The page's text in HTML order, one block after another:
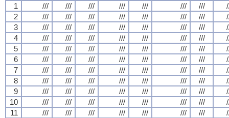
1
/// /// /// /// /// /// ///
2
/// /// /// /// /// /// ///
3
/// /// /// /// /// /// ///
4
/// /// /// /// /// /// ///
5
/// /// /// /// /// /// ///
6
/// /// /// /// /// /// ///
7
/// /// /// /// /// /// ///
8
/// /// /// /// /// /// ///
9
/// /// /// /// /// /// ///
10
/// /// /// /// /// /// ///
11
/// /// /// /// /// /// ///
1
/// /// /// /// /// /// ///
2
/// /// /// /// /// /// ///
3
/// /// /// /// /// /// ///
4
/// /// /// /// /// /// ///
5
/// /// /// /// /// /// ///
6
/// /// /// /// /// /// ///
7
/// /// /// /// /// /// ///
8
/// /// /// /// /// /// ///
9
/// /// /// /// /// /// ///
10
/// /// /// /// /// /// ///
11
/// /// /// /// /// /// ///
1
/// /// /// /// /// /// ///
2
/// /// /// /// /// /// ///
3
/// /// /// /// /// /// ///
4
/// /// /// /// /// /// ///
5
/// /// /// /// /// /// ///
6
/// /// /// /// /// /// ///
7
/// /// /// /// /// /// ///
8
/// /// /// /// /// /// ///
9
/// /// /// /// /// /// ///
10
/// /// /// /// /// /// ///
11
/// /// /// /// /// /// ///
1
/// /// /// /// /// /// ///
2
/// /// /// /// /// /// ///
3
/// /// /// /// /// /// ///
4
/// /// /// /// /// /// ///
5
/// /// /// /// /// /// ///
6
/// /// /// /// /// /// ///
7
/// /// /// /// /// /// ///
8
/// /// /// /// /// /// ///
9
/// /// /// /// /// /// ///
10
/// /// /// /// /// /// ///
11
/// /// /// /// /// /// ///